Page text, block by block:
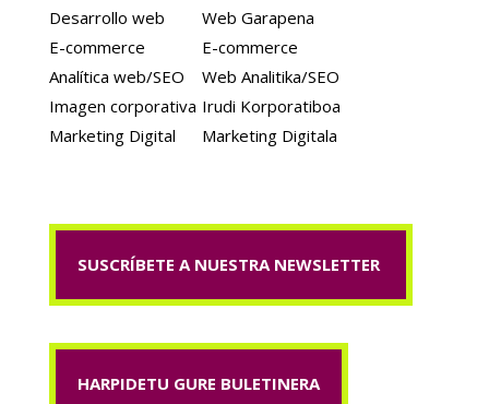
Desarrollo web
E-commerce
Analítica web/SEO
Imagen corporativa
Marketing Digital
Web Garapena
E-commerce
Web Analitika/SEO
Irudi Korporatiboa
Marketing Digitala
SUSCRÍBETE A NUESTRA NEWSLETTER
HARPIDETU GURE BULETINERA